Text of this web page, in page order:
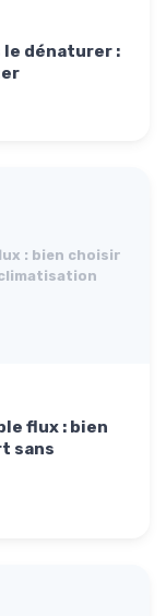
le dénaturer :
: bien choisir
flux : bien
sans